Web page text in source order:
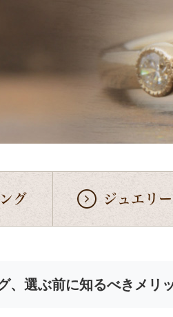
グ ジュエリ
、選ぶ前に知るべきメリ